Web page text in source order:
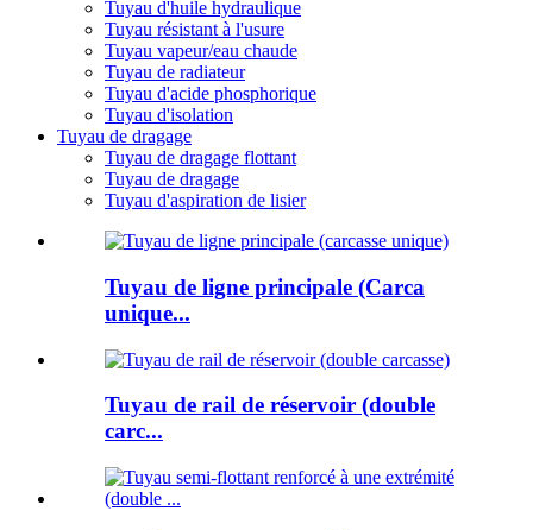
Tuyau d'huile hydraulique
Tuyau résistant à l'usure
Tuyau vapeur/eau chaude
Tuyau de radiateur
Tuyau d'acide phosphorique
Tuyau d'isolation
Tuyau de dragage
Tuyau de dragage flottant
Tuyau de dragage
Tuyau d'aspiration de lisier
Tuyau de ligne principale (Carca
unique...
Tuyau de rail de réservoir (double
carc...